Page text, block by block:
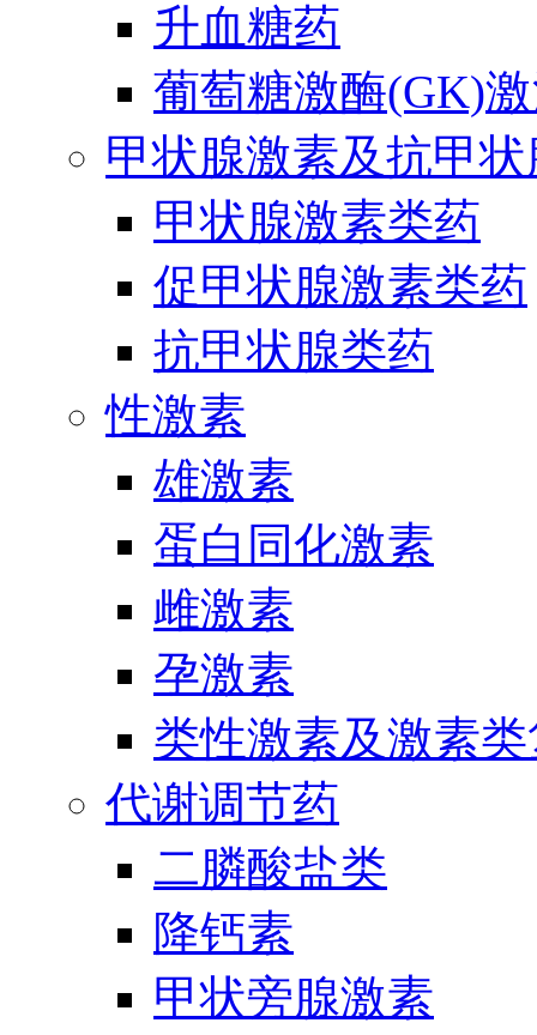
升血糖药
葡萄糖激酶(GK)
甲状腺激素及抗甲
甲状腺激素类药
促甲状腺激素类药
抗甲状腺类药
性激素
雄激素
蛋白同化激素
雌激素
孕激素
类性激素及激素
代谢调节药
二膦酸盐类
降钙素
甲状旁腺激素